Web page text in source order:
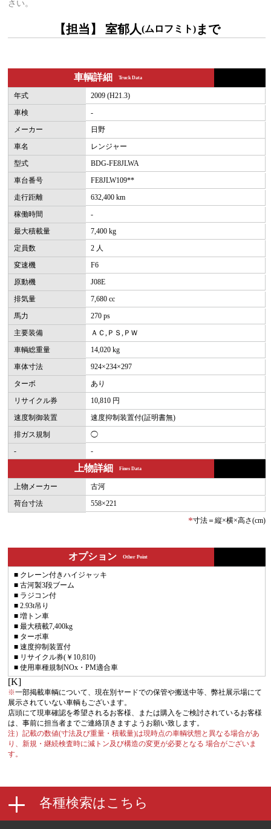
さい。
【担当】 室郁人(ムロフミト)まで
車輌詳細 Truck Data
年式
2009 (H21.3)
車検
-
メーカー
日野
車名
レンジャー
型式
BDG-FE8JLWA
車台番号
FE8JLW109**
走行距離
632,400 km
稼働時間
-
最大積載量
7,400 kg
定員数
2 人
変速機
F6
原動機
J08E
排気量
7,680 cc
馬力
270 ps
主要装備
ＡＣ,ＰＳ,ＰＷ
車輌総重量
14,020 kg
車体寸法
924×234×297
ターボ
あり
リサイクル券
10,810 円
速度制御装置
速度抑制装置付(証明書無)
排ガス規制
◯
-
-
上物詳細 Fines Data
上物メーカー
古河
荷台寸法
558×221
*寸法＝縦×横×高さ(cm)
オプション Other Point
■ クレーン付きハイジャッキ
■ 古河製3段ブーム
■ ラジコン付
■ 2.93t吊り
■ 増トン車
■ 最大積載7,400kg
■ ターボ車
■ 速度抑制装置付
■ リサイクル券(￥10,810)
■ 使用車種規制NOx・PM適合車
[K]
※一部掲載車輌について、現在別ヤードでの保管や搬送中等、弊社展示場にて
展示されていない車輌もございます。
店頭にて現車確認を希望されるお客様、または購入をご検討されているお客様
は、事前に担当者までご連絡頂きますようお願い致します。
注）記載の数値(寸法及び重量・積載量)は現時点の車輌状態と異なる場合があ
り、新規・継続検査時に減トン及び構造の変更が必要となる 場合がございま
す。